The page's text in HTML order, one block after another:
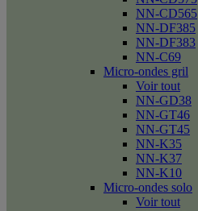
NN-CD565
NN-DF385
NN-DF383
NN-C69
Micro-ondes gril
Voir tout
NN-GD38
NN-GT46
NN-GT45
NN-K35
NN-K37
NN-K10
Micro-ondes solo
Voir tout